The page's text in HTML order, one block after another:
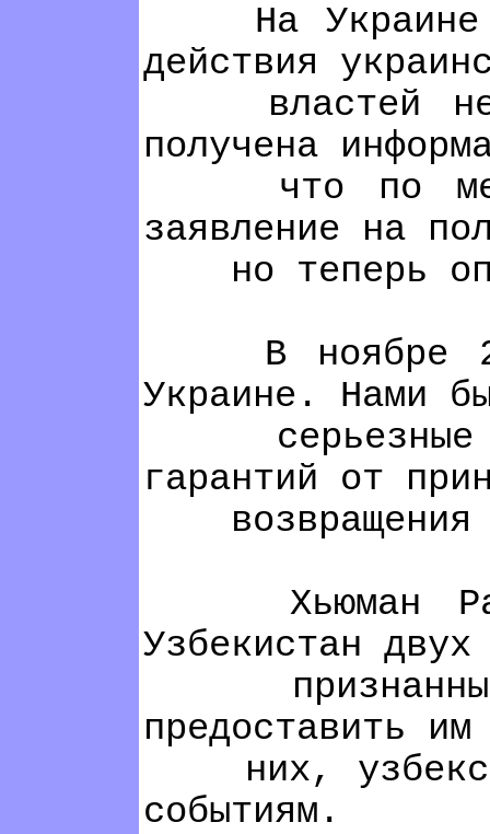
На Украине
действия
властей не
получена
что по
заявление на
но теперь
В ноябре
Украине. Нами
серьезные
гарантий от
возвращения в
Хьюман Райтс
Узбекистан
признанных
предоставить
них,
событиям.